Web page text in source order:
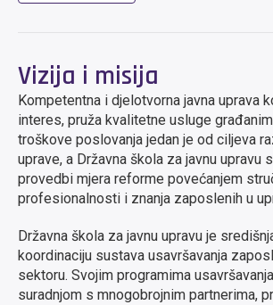
Vizija i misija
Kompetentna i djelotvorna javna uprava
interes, pruža kvalitetne usluge
troškove poslovanja jedan je od ciljeva
uprave, a Državna škola za javnu upravu
provedbi mjera reforme povećanjem
profesionalnosti i znanja zaposlenih u
Državna škola za javnu upravu je
koordinaciju sustava usavršavanja
sektoru. Svojim programima
suradnjom s mnogobrojnim partnerima,